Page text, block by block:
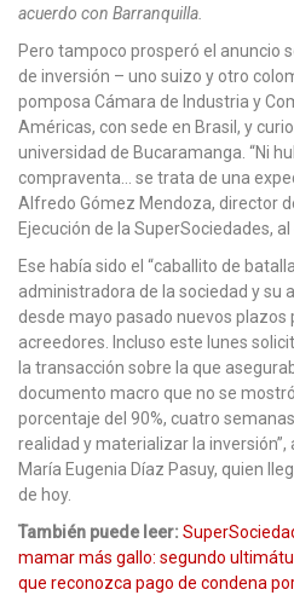
acuerdo con Barranquilla.
Pero tampoco prosperó el anuncio
de inversión – uno suizo y otro
pomposa Cámara de Industria y
Américas, con sede en Brasil, y
universidad de Bucaramanga. “Ni
compraventa… se trata de una
Alfredo Gómez Mendoza, director
Ejecución de la SuperSociedades,
Ese había sido el “caballito de
administradora de la sociedad y su
desde mayo pasado nuevos plazos
acreedores. Incluso este lunes
la transacción sobre la que
documento macro que no se
porcentaje del 90%, cuatro
realidad y materializar la
María Eugenia Díaz Pasuy, quien
de hoy.
También puede leer:
mamar más gallo: segundo
que reconozca pago de condena